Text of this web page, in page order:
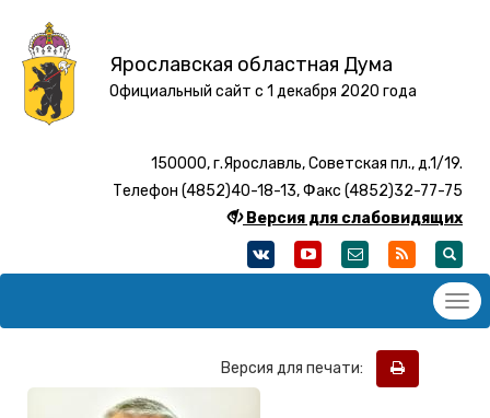
Ярославская областная Дума
Официальный сайт с 1 декабря 2020 года
150000, г.Ярославль, Советская пл., д.1/19.
Телефон (4852)40-18-13, Факс (4852)32-77-75
Версия для слабовидящих
Версия для печати: